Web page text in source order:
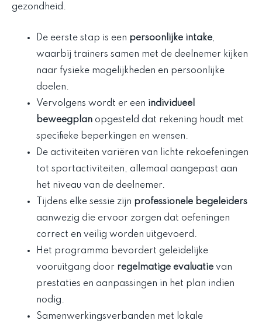
gezondheid.
De eerste stap is een persoonlijke intake,
waarbij trainers samen met de deelnemer kijken
naar fysieke mogelijkheden en persoonlijke
doelen.
Vervolgens wordt er een individueel
beweegplan opgesteld dat rekening houdt met
specifieke beperkingen en wensen.
De activiteiten variëren van lichte rekoefeningen
tot sportactiviteiten, allemaal aangepast aan
het niveau van de deelnemer.
Tijdens elke sessie zijn professionele begeleiders
aanwezig die ervoor zorgen dat oefeningen
correct en veilig worden uitgevoerd.
Het programma bevordert geleidelijke
vooruitgang door regelmatige evaluatie van
prestaties en aanpassingen in het plan indien
nodig.
Samenwerkingsverbanden met lokale